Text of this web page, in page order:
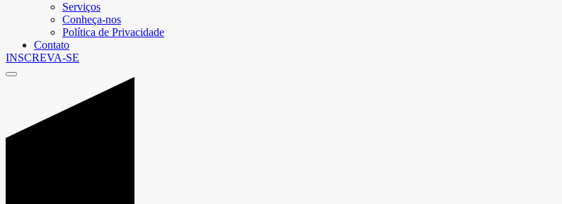
Serviços
Conheça-nos
Política de Privacidade
Contato
INSCREVA-SE